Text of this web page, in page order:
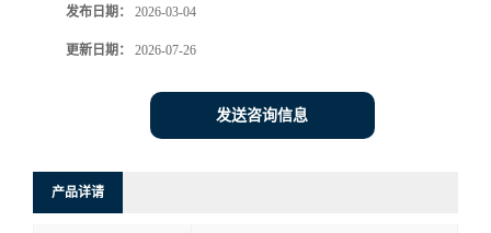
发布日期： 2026-03-04
更新日期： 2026-07-26
发送咨询信息
产品详请